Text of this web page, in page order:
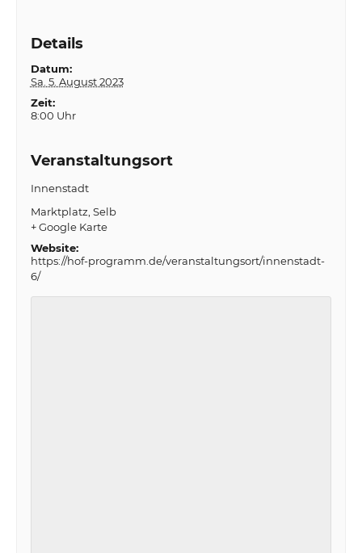
Details
Datum:
Sa. 5. August 2023
Zeit:
8:00 Uhr
Veranstaltungsort
Innenstadt
Marktplatz Selb
+ Google Karte
Website:
https://hof-programm.de/veranstaltungsort/innenstadt-
6/